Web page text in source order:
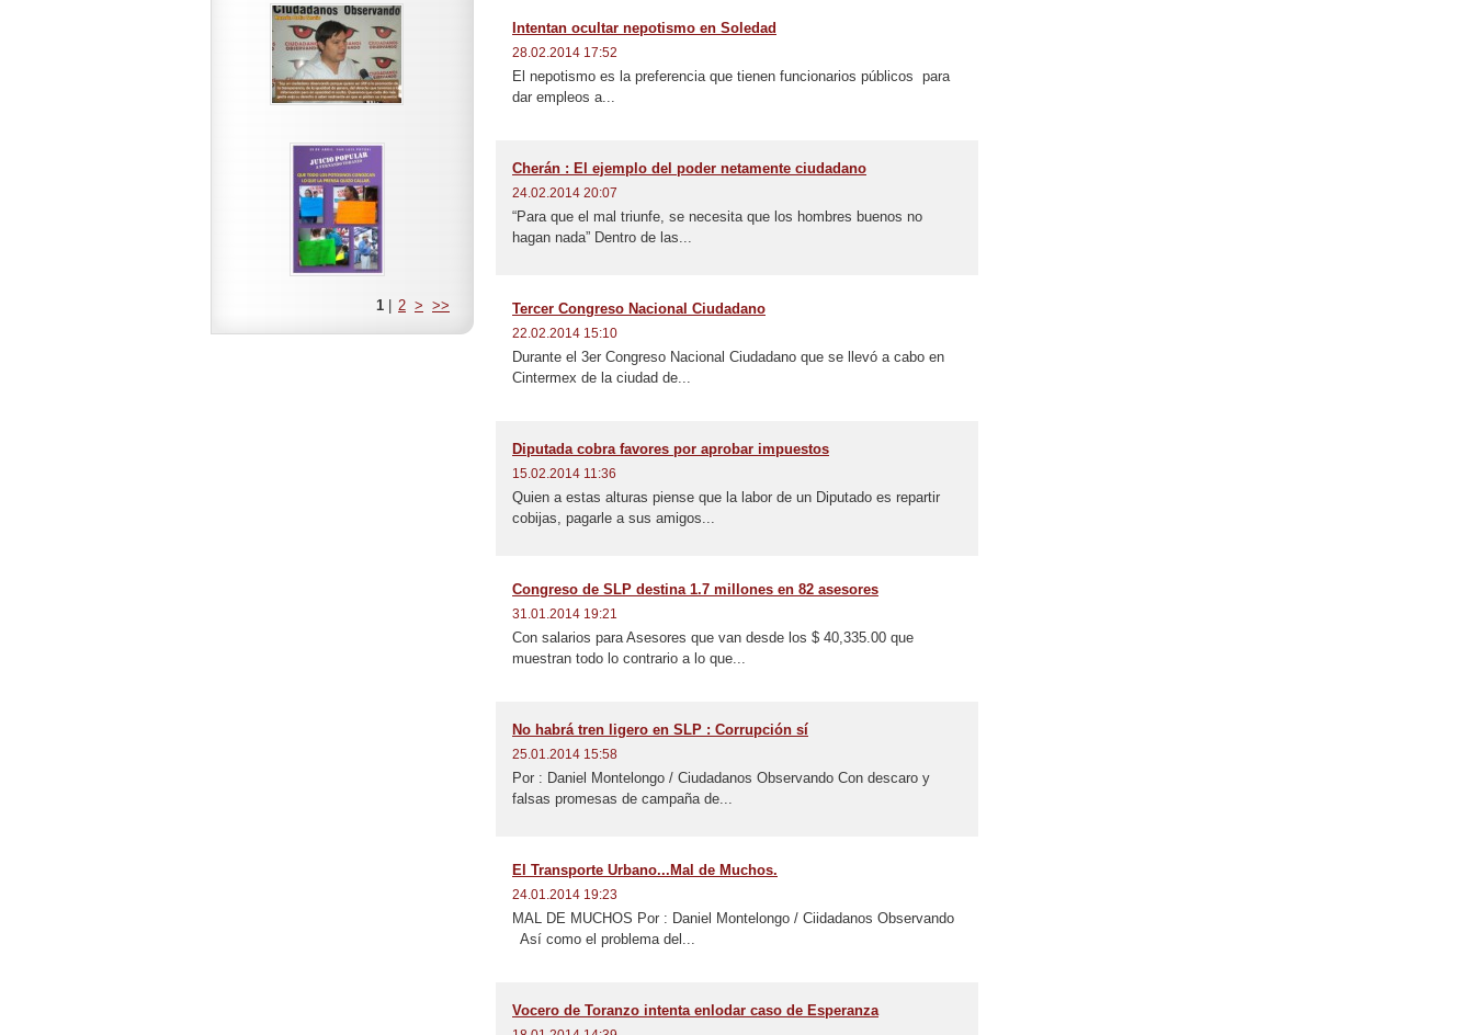
Intentan ocultar nepotismo en Soledad
28.02.2014 17:52
El nepotismo es la preferencia que tienen funcionarios públicos para
dar empleos a...
Cherán : El ejemplo del poder netamente ciudadano
24.02.2014 20:07
“Para que el mal triunfe, se necesita que los hombres buenos no
hagan nada” Dentro de las...
Tercer Congreso Nacional Ciudadano
22.02.2014 15:10
Durante el 3er Congreso Nacional Ciudadano que se llevó a cabo en
Cintermex de la ciudad de...
Diputada cobra favores por aprobar impuestos
15.02.2014 11:36
Quien a estas alturas piense que la labor de un Diputado es repartir
cobijas, pagarle a sus amigos...
Congreso de SLP destina 1.7 millones en 82 asesores
31.01.2014 19:21
Con salarios para Asesores que van desde los $ 40,335.00 que
muestran todo lo contrario a lo que...
No habrá tren ligero en SLP : Corrupción sí
25.01.2014 15:58
Por : Daniel Montelongo / Ciudadanos Observando Con descaro y
falsas promesas de campaña de...
El Transporte Urbano...Mal de Muchos.
24.01.2014 19:23
MAL DE MUCHOS Por : Daniel Montelongo / Ciidadanos Observando
Así como el problema del...
Vocero de Toranzo intenta enlodar caso de Esperanza
1 2 > >>